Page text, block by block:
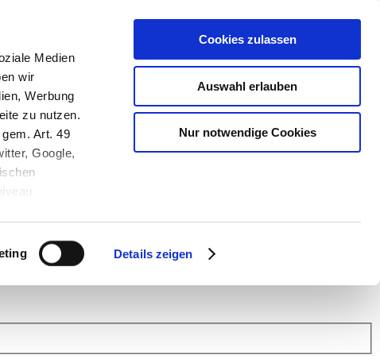
Medien
wir
Werbung
zu nutzen.
Art. 49
Google,
Details zeigen
Cookies zulassen
Auswahl erlauben
Nur notwendige Cookies
weiter.